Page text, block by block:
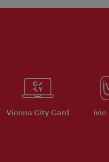
Vienna City Card ivie